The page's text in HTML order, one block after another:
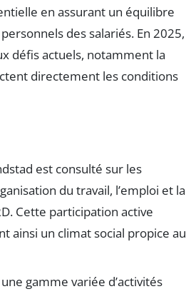
en assurant un équilibre
des salariés. En 2025,
défis actuels, notamment la
directement les conditions
est consulté sur les
du travail, l’emploi et la
Cette participation active
ainsi un climat social propice au
une gamme variée d’activités